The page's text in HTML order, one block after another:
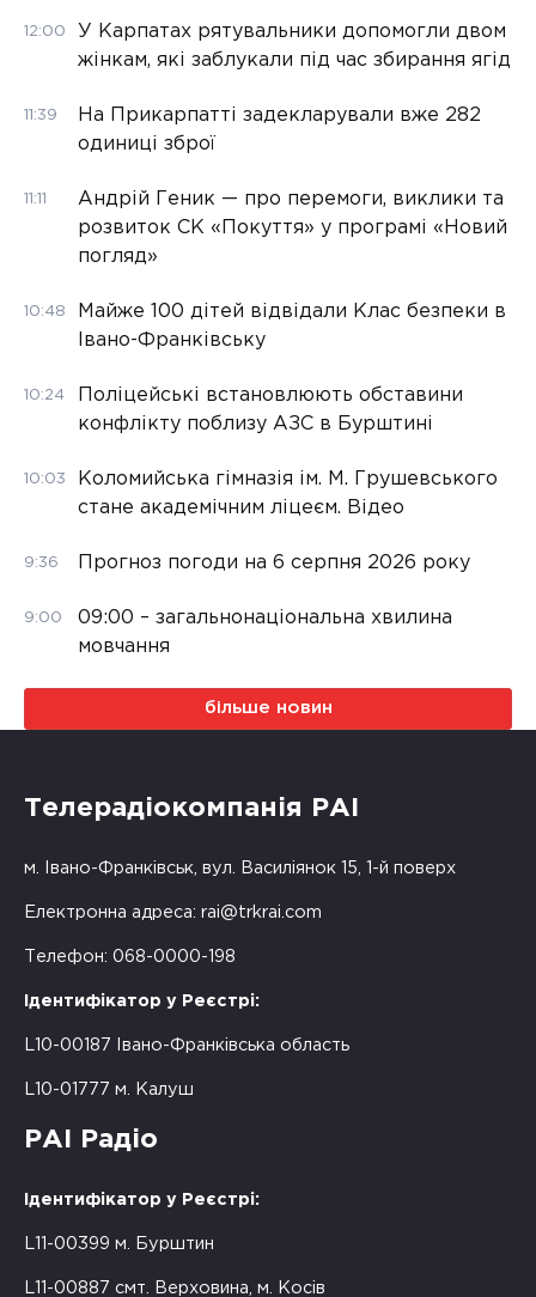
12:00
У Карпатах рятувальники допомогли двом
жінкам, які заблукали під час збирання ягід
11:39
На Прикарпатті задекларували вже 282
одиниці зброї
11:11
Андрій Геник — про перемоги, виклики та
розвиток СК «Покуття» у програмі «Новий
погляд»
10:48
Майже 100 дітей відвідали Клас безпеки в
Івано-Франківську
10:24
Поліцейські встановлюють обставини
конфлікту поблизу АЗС в Бурштині
10:03
Коломийська гімназія ім. М. Грушевського
стане академічним ліцеєм. Відео
9:36 Прогноз погоди на 6 серпня 2026 року
9:00
09:00 – загальнонаціональна хвилина
мовчання
більше новин
Телерадіокомпанія РАІ
м. Івано-Франківськ, вул. Василіянок 15, 1-й поверх
Електронна адреса: rai@trkrai.com
Телефон: 068-0000-198
Ідентифікатор у Реєстрі:
L10-00187 Івано-Франківська область
L10-01777 м. Калуш
РАІ Радіо
Ідентифікатор у Реєстрі:
L11-00399 м. Бурштин
L11-00887 смт. Верховина, м. Косів